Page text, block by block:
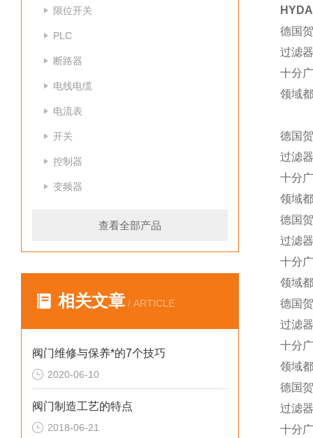
限位开关
PLC
断路器
电线电缆
电流表
开关
控制器
变频器
查看全部产品
相关文章 / ARTICLE
阀门维修与保养*的7个技巧
2020-06-10
阀门制造工艺的特点
2018-06-21
德国
过滤
十分
领域
德国
过滤
十分
领域
德国
过滤
十分
领域
德国
过滤
十分
领域
德国
过滤
十分